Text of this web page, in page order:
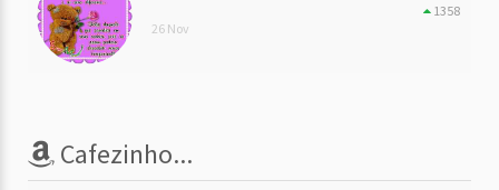
26 Nov
1358
Cafezinho...